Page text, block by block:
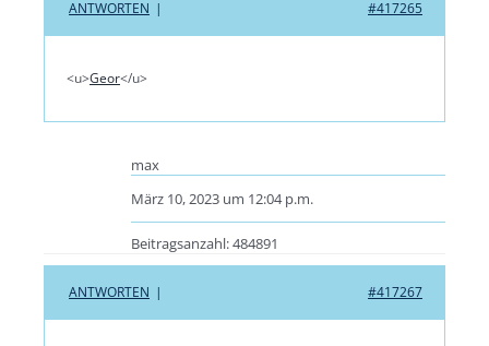
#417265
ANTWORTEN |
<u>Geor</u>
max
März 10, 2023 um 12:04 p.m.
Beitragsanzahl: 484891
#417267
ANTWORTEN |